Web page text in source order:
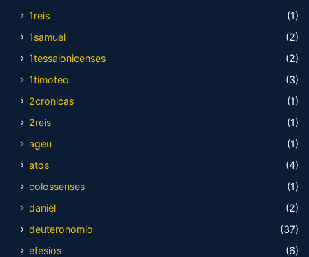
1reis
(1)
1samuel
(2)
1tessalonicenses
(2)
1timoteo
(3)
2cronicas
(1)
2reis
(1)
ageu
(1)
atos
(4)
colossenses
(1)
daniel
(2)
deuteronomio
(37)
efesios
(6)